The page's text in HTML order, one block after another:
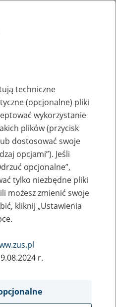
- zakładanie profili
firmy
techniczne
(opcjonalne) pliki
wykorzystanie
plików (przycisk
dostosować swoje
opcjami”). Jeśli
opcjonalne”,
tylko niezbędne pliki
możesz zmienić swoje
kliknij „Ustawienia
r.